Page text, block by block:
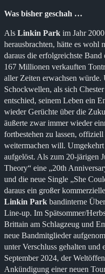
Was bisher geschah …
Als Linkin Park im Jahr
herausbrachten, hätte es wohl
daraus die erfolgreichste Band
167 Millionen verkauften
aller Zeiten erwachsen würde.
Schockwellen, als sich
entschied, seinem Leben ein
wieder Gerüchte über die
äußerte zwar immer wieder
fortbestehen zu lassen,
weitermachen will.
aufgelöst. Als zum 20-järigen
Theory“ eine „20th
und die neue Single „She
daraus ein großer
Linkin Park bandinterne
Line-up. Im Spätsommer/
Brittain am Schlagzeug und
neue Bandmitglieder
unter Verschluss gehalten und
September 2024, der
Ankündigung einer neuen